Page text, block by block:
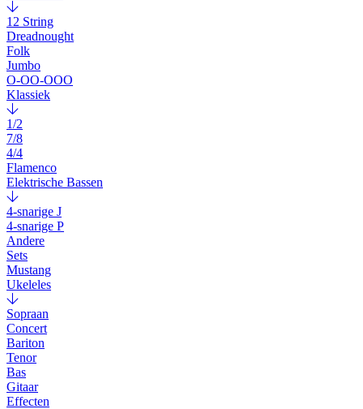
12 String
Dreadnought
Folk
Jumbo
O-OO-OOO
Klassiek
1/2
7/8
4/4
Flamenco
Elektrische Bassen
4-snarige J
4-snarige P
Andere
Sets
Mustang
Ukeleles
Sopraan
Concert
Bariton
Tenor
Bas
Gitaar
Effecten